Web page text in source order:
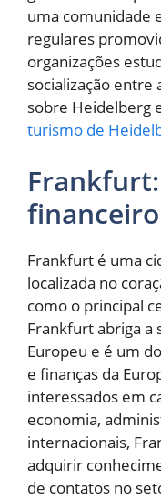
uma comunidade
regulares
organizações
socialização entre
sobre Heidelberg
turismo de
Frankfurt é uma
localizada no
como o principal
Frankfurt abriga a
Europeu e é um
e finanças da
interessados em
economia,
internacionais,
adquirir
de contatos no